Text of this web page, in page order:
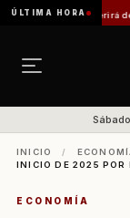
ÚLTIMA HORA
requerirá
INICIO /
INICIO DE 2025 POR
ECONOMÍA